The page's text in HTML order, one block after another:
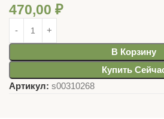
470,00 ₽
В Корзину
Купить
Артикул: s00310268